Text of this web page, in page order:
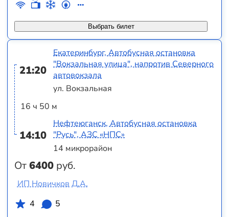
Выбрать билет
21:20
16 ч 50 м
14:10
От6400 руб.
Екатеринбург, Автобусная остановка
"Вокзальная улица", напротив Северного
автовокзала
ул. Вокзальная
Нефтеюганск, Автобусная остановка
"Русь", АЗС «НПС»
14 микрорайон
ИП Новичков Д.А.
4
5